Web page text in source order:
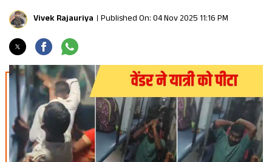
Vivek Rajauriya Published On: 04 Nov 2025 11:16 PM